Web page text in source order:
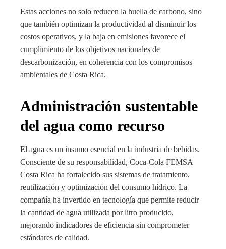
Estas acciones no solo reducen la huella de carbono, sino
que también optimizan la productividad al disminuir los
costos operativos, y la baja en emisiones favorece el
cumplimiento de los objetivos nacionales de
descarbonización, en coherencia con los compromisos
ambientales de Costa Rica.
Administración sustentable
del agua como recurso
El agua es un insumo esencial en la industria de bebidas.
Consciente de su responsabilidad, Coca-Cola FEMSA
Costa Rica ha fortalecido sus sistemas de tratamiento,
reutilización y optimización del consumo hídrico. La
compañía ha invertido en tecnología que permite reducir
la cantidad de agua utilizada por litro producido,
mejorando indicadores de eficiencia sin comprometer
estándares de calidad.